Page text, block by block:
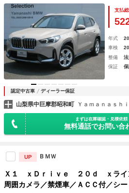
Ｄヘッドライト サンプロテクショ
テールゲート ドライビングアシ
オートライト
支払
年式
車検
整備
保証
認定中古車 ディーラー保証
山梨県中巨摩郡昭和町
まずは在庫確認・見積依頼
無料通話でお問い合
UP ＢＭＷ
Ｘ１ ｘＤｒｉｖｅ ２０ｄ ｘライ
周囲カメラ／禁煙車／ＡＣＣ付／シ